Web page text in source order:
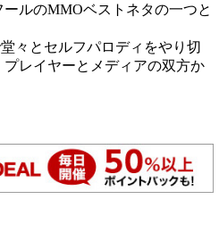
ールのMMOベストネタの一つと
々とセルフパロディをやり切
レイヤーとメディアの双方か